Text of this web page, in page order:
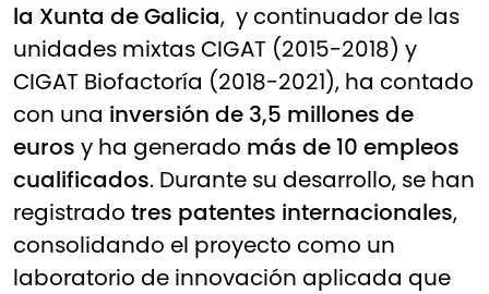
la Xunta de Galicia, y continuador de las
unidades mixtas CIGAT (2015-2018) y
CIGAT Biofactoría (2018-2021), ha contado
con una inversión de 3,5 millones de
euros y ha generado más de 10 empleos
cualificados. Durante su desarrollo, se han
registrado tres patentes internacionales,
consolidando el proyecto como un
laboratorio de innovación aplicada que